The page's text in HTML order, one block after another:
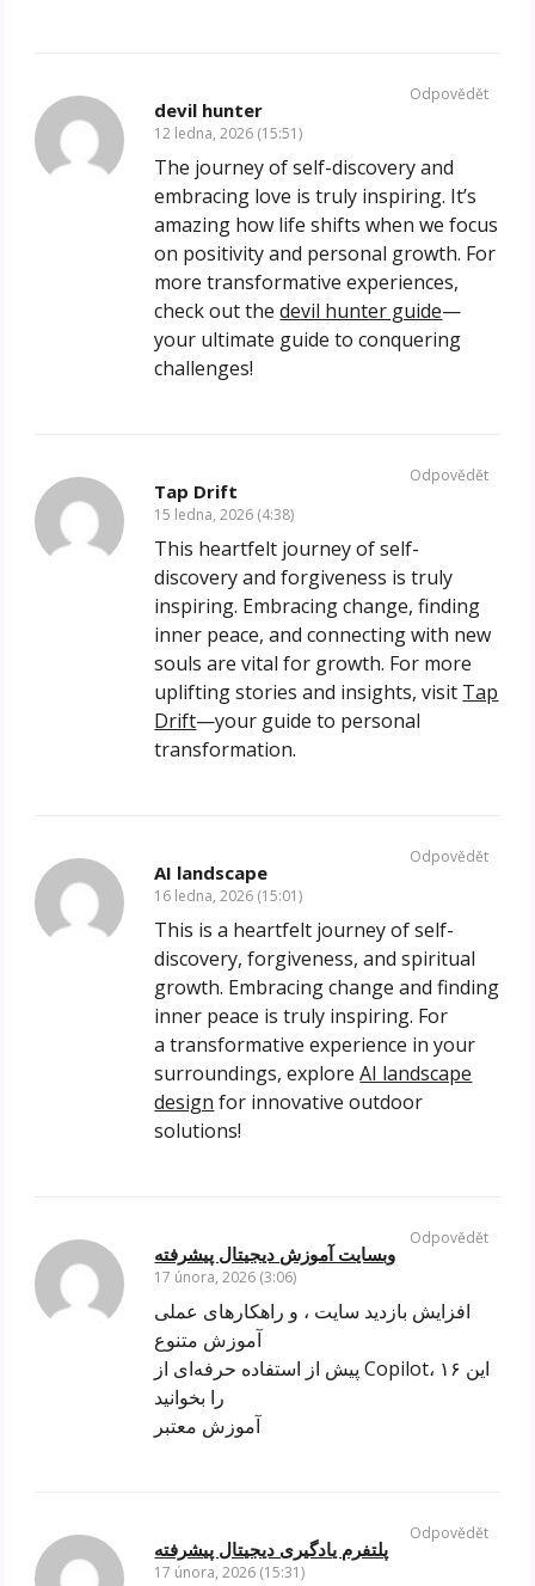
devil hunter
12 ledna, 2026 (15:51)
The journey of self-discovery and
embracing love is truly inspiring. It’s
amazing how life shifts when we focus
on positivity and personal growth. For
more transformative experiences,
check out thedevil hunter guide—
your ultimate guide to conquering
challenges!
Odpovědět
Tap Drift
15 ledna, 2026 (4:38)
This heartfelt journey of self-
discovery and forgiveness is truly
inspiring. Embracing change, finding
inner peace, and connecting with new
souls are vital for growth. For more
uplifting stories and insights, visit Tap
Drift—your guide to personal
transformation.
Odpovědět
AI landscape
16 ledna, 2026 (15:01)
This is a heartfelt journey of self-
discovery, forgiveness, and spiritual
growth. Embracing change and finding
inner peace is truly inspiring. For
a transformative experience in your
surroundings, exploreAI landscape
design for innovative outdoor
solutions!
Odpovědět
وبسایت آموزش دیجیتال پیشرفته
17 února, 2026 (3:06)
افزایش بازدید سایت ، و راهکارهای عملی
آموزش متنوع
پیش از استفاده حرفه‌ای از Copilot، این ۱۶
را بخوانید
آموزش معتبر
Odpovědět
پلتفرم یادگیری دیجیتال پیشرفته
17 února, 2026 (15:31)
Odpovědět